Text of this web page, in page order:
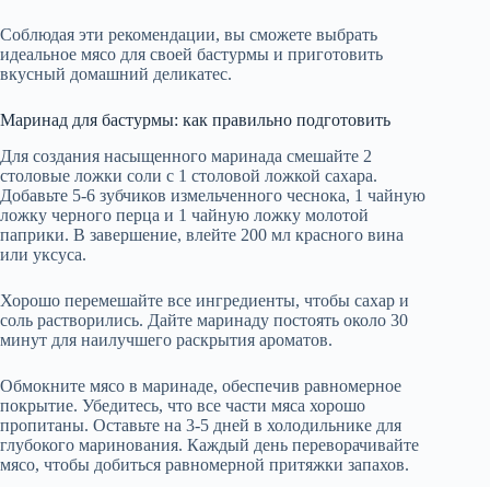
Соблюдая эти рекомендации, вы сможете выбрать
идеальное мясо для своей бастурмы и приготовить
вкусный домашний деликатес.
Маринад для бастурмы: как правильно подготовить
Для создания насыщенного маринада смешайте 2
столовые ложки соли с 1 столовой ложкой сахара.
Добавьте 5-6 зубчиков измельченного чеснока, 1 чайную
ложку черного перца и 1 чайную ложку молотой
паприки. В завершение, влейте 200 мл красного вина
или уксуса.
Хорошо перемешайте все ингредиенты, чтобы сахар и
соль растворились. Дайте маринаду постоять около 30
минут для наилучшего раскрытия ароматов.
Обмокните мясо в маринаде, обеспечив равномерное
покрытие. Убедитесь, что все части мяса хорошо
пропитаны. Оставьте на 3-5 дней в холодильнике для
глубокого маринования. Каждый день переворачивайте
мясо, чтобы добиться равномерной притяжки запахов.